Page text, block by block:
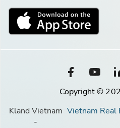
Copyright ©
Kland Vietnam
-
Vietnam Real